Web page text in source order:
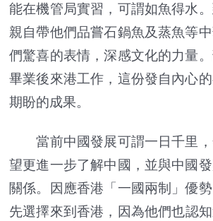
能在機管局實習，可謂如魚得水
親自帶他們品嘗石鍋魚及蒸魚等
們驚喜的表情，深感文化的力量
畢業後來港工作，這份發自內心
期盼的成果。
當前中國發展可謂一日千里，
望更進一步了解中國，並與中國
關係。因應香港「一國兩制」優
先選擇來到香港，因為他們也認